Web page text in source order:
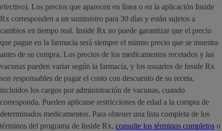
efectivo). Los precios que aparecen en línea o en la aplicación Inside
Rx corresponden a un suministro para 30 días y están sujetos a
cambios en tiempo real. Inside Rx no puede garantizar que el precio
que pague en la farmacia será siempre el mismo precio que se muestra
antes de su compra. Los precios de los medicamentos recetados y las
vacunas pueden variar según la farmacia, y los usuarios de Inside Rx
son responsables de pagar el costo con descuento de su receta,
incluidos los cargos por administración de vacunas, cuando
corresponda. Pueden aplicarse restricciones de edad a la compra de
determinados medicamentos. Para obtener una lista completa de los
términos del programa de Inside Rx, consulte los términos completos o